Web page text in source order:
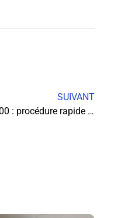
SUIVANT
Opposition carte bancaire 118 400 : procédure rapide 24h/24